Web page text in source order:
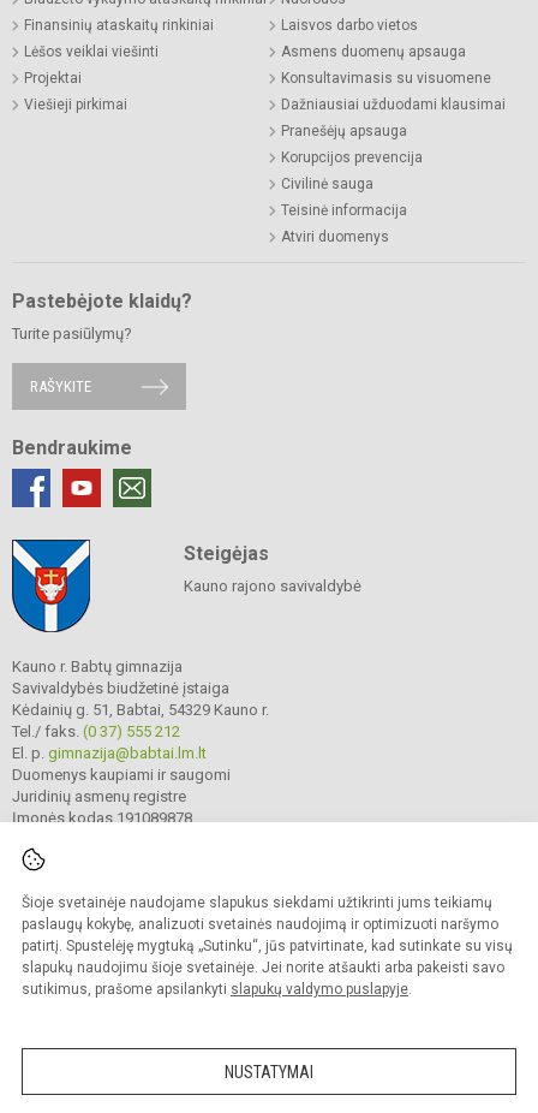
Šioje svetainėje naudojame slapukus siekdami užtikrinti jums teikiamų
paslaugų kokybę, analizuoti svetainės naudojimą ir optimizuoti naršymo
patirtį. Spustelėję mygtuką „Sutinku“, jūs patvirtinate, kad sutinkate su visų
slapukų naudojimu šioje svetainėje. Jei norite atšaukti arba pakeisti savo
sutikimus, prašome apsilankyti slapukų valdymo puslapyje.
NUSTATYMAI
Finansinių ataskaitų rinkiniai
Lėšos veiklai viešinti
Projektai
Viešieji pirkimai
Laisvos darbo vietos
Asmens duomenų apsauga
Konsultavimasis su visuomene
Dažniausiai užduodami klausimai
Pranešėjų apsauga
Korupcijos prevencija
Civilinė sauga
Teisinė informacija
Atviri duomenys
Pastebėjote klaidų?
Turite pasiūlymų?
RAŠYKITE
Bendraukime
Steigėjas
Kauno rajono savivaldybė
Kauno r. Babtų gimnazija
Savivaldybės biudžetinė įstaiga
Kėdainių g. 51, Babtai, 54329 Kauno r.
Tel./ faks. (0 37) 555 212
El. p. gimnazija@babtai.lm.lt
Duomenys kaupiami ir saugomi
Juridinių asmenų registre
Įmonės kodas 191089878
© 2025. Kauno r. Babtų gimnazija. Visos teisės saugomos.
Kopijuoti turinį be raštiško gimnazijos sutikimo griežtai draudžiama.
Prieinamumo paraiška Slapukų politika
Sumanus būdas atnaujinti